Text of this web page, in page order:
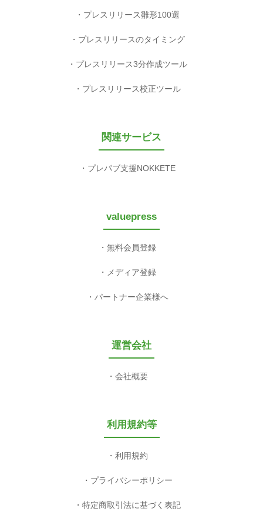
プレスリリース雛形100選
プレスリリースのタイミング
プレスリリース3分作成ツール
プレスリリース校正ツール
関連サービス
プレパブ支援NOKKETE
valuepress
無料会員登録
メディア登録
パートナー企業様へ
運営会社
会社概要
利用規約等
利用規約
プライバシーポリシー
特定商取引法に基づく表記